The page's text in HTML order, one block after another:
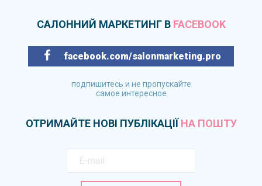
САЛОННИЙ МАРКЕТИНГ В FACEBOOK
facebook.com/salonmarketing.pro
подпишитесь и не пропускайте
самое интересное
ОТРИМАЙТЕ НОВІ ПУБЛІКАЦІЇНА ПОШТУ